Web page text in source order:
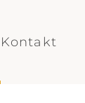
Kontakt